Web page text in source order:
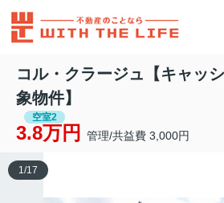
コル・クラージュ【キャッ
象物件】
空室2
3.8万円 管理/共益費 3,000円
1/17